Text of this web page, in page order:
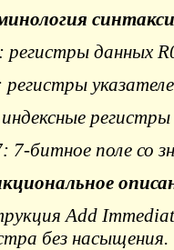
регистры данных
регистры
7-битное поле со
Add
без насыщения.